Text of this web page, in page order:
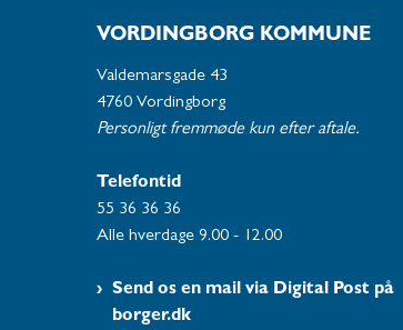
VORDINGBORG KOMMUNE
Valdemarsgade 43
4760 Vordingborg
Personligt fremmøde kun efter aftale.
Telefontid
55 36 36 36
Alle hverdage 9.00 - 12.00
Send os en mail via Digital Post på
borger.dk